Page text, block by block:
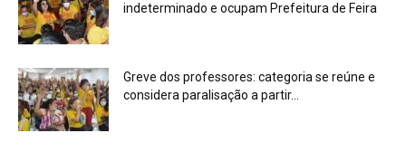
indeterminado e ocupam Prefeitura de Feira
Greve dos professores: categoria se reúne e
considera paralisação a partir...